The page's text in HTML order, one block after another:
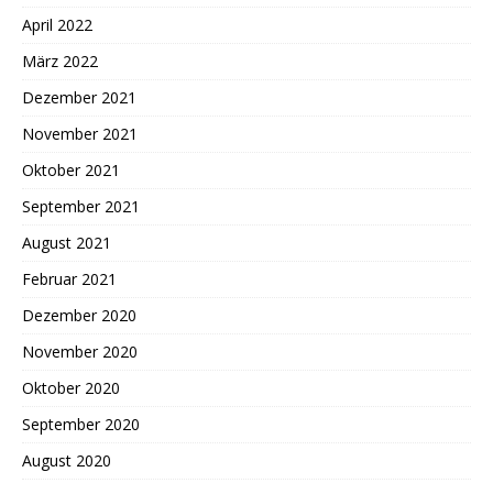
April 2022
März 2022
Dezember 2021
November 2021
Oktober 2021
September 2021
August 2021
Februar 2021
Dezember 2020
November 2020
Oktober 2020
September 2020
August 2020